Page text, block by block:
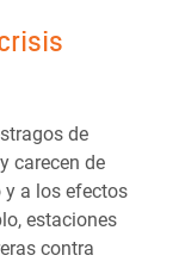
de
carecen de
y a los efectos
estaciones
contra